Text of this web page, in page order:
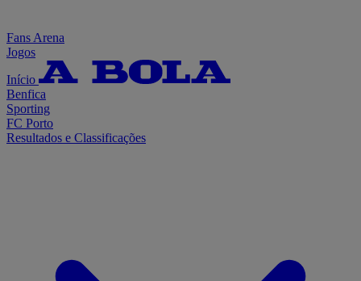
Fans Arena
Jogos
Início
Benfica
Sporting
FC Porto
Resultados e Classificações